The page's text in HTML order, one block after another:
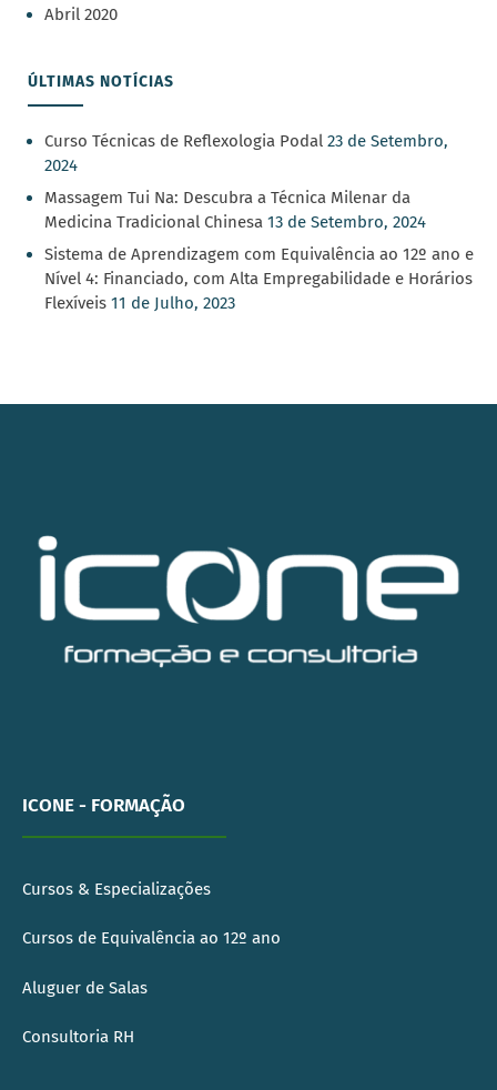
Abril 2020
ÚLTIMAS NOTÍCIAS
Curso Técnicas de Reflexologia Podal 23 de Setembro,
2024
Massagem Tui Na: Descubra a Técnica Milenar da
Medicina Tradicional Chinesa 13 de Setembro, 2024
Sistema de Aprendizagem com Equivalência ao 12º ano e
Nível 4: Financiado, com Alta Empregabilidade e Horários
Flexíveis 11 de Julho, 2023
ICONE - FORMAÇÃO
Cursos & Especializações
Cursos de Equivalência ao 12º ano
Aluguer de Salas
Consultoria RH